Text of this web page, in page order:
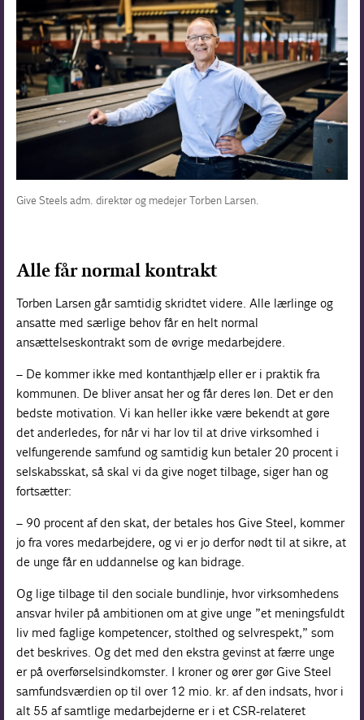
Give Steels adm. direktør og medejer Torben Larsen.
Alle får normal kontrakt
Torben Larsen går samtidig skridtet videre. Alle lærlinge og
ansatte med særlige behov får en helt normal
ansættelseskontrakt som de øvrige medarbejdere.
– De kommer ikke med kontanthjælp eller er i praktik fra
kommunen. De bliver ansat her og får deres løn. Det er den
bedste motivation. Vi kan heller ikke være bekendt at gøre
det anderledes, for når vi har lov til at drive virksomhed i
velfungerende samfund og samtidig kun betaler 20 procent i
selskabsskat, så skal vi da give noget tilbage, siger han og
fortsætter:
– 90 procent af den skat, der betales hos Give Steel, kommer
jo fra vores medarbejdere, og vi er jo derfor nødt til at sikre, at
de unge får en uddannelse og kan bidrage.
Og lige tilbage til den sociale bundlinje, hvor virksomhedens
ansvar hviler på ambitionen om at give unge ”et meningsfuldt
liv med faglige kompetencer, stolthed og selvrespekt,” som
det beskrives. Og det med den ekstra gevinst at færre unge
er på overførselsindkomster. I kroner og ører gør Give Steel
samfundsværdien op til over 12 mio. kr. af den indsats, hvor i
alt 55 af samtlige medarbejderne er i et CSR-­relateret